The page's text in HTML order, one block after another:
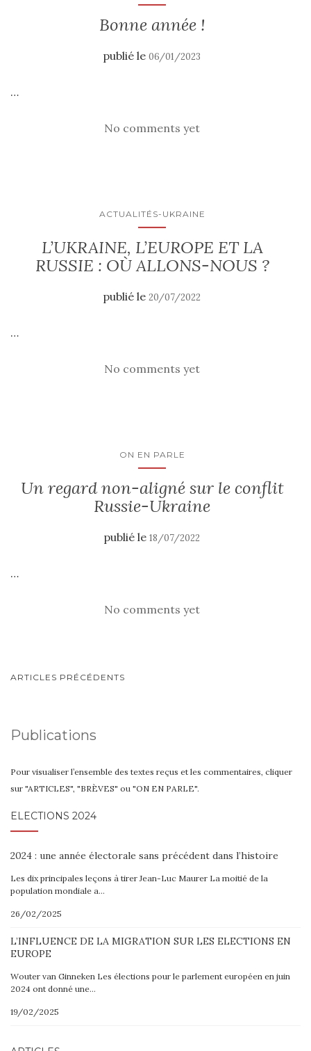
Bonne année !
publié le 06/01/2023
…
No comments yet
ACTUALITÉS-UKRAINE
L’UKRAINE, L’EUROPE ET LA
RUSSIE : OÙ ALLONS-NOUS ?
publié le 20/07/2022
…
No comments yet
ON EN PARLE
Un regard non-aligné sur le conflit
Russie-Ukraine
publié le 18/07/2022
…
No comments yet
NAVIGATION
DES
ARTICLES
ARTICLES PRÉCÉDENTS
Publications
Pour visualiser l’ensemble des textes reçus et les commentaires, cliquer
sur "ARTICLES", "BRÈVES" ou "ON EN PARLE".
ELECTIONS 2024
2024 : une année électorale sans précédent dans l’histoire
Les dix principales leçons à tirer Jean-Luc Maurer La moitié de la
population mondiale a…
26/02/2025
L’INFLUENCE DE LA MIGRATION SUR LES ELECTIONS EN
EUROPE
Wouter van Ginneken Les élections pour le parlement européen en juin
2024 ont donné une…
19/02/2025